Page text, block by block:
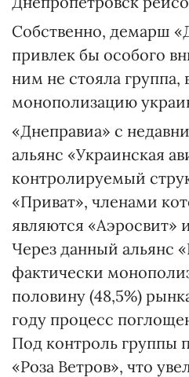
Собственно, демарш
привлек бы особого
ним не стояла группа,
монополизацию
«Днеправиа» с
альянс «Украинская
контролируемый
«Приват», членами
являются «Аэросвит»
Через данный альянс
фактически
половину (48,5%)
году процесс
Под контроль группы
«Роза Ветров», что